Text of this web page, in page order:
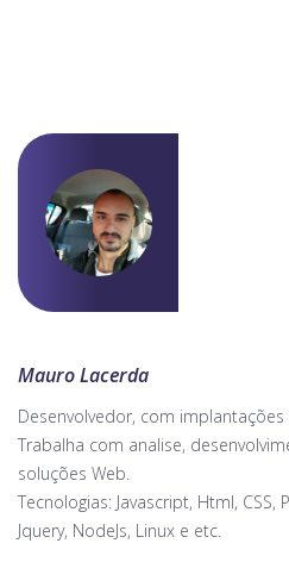
Mauro Lacerda
Desenvolvedor, com implantações
Trabalha com analise,
soluções Web.
Tecnologias: Javascript, Html, CSS,
Jquery, NodeJs, Linux e etc.